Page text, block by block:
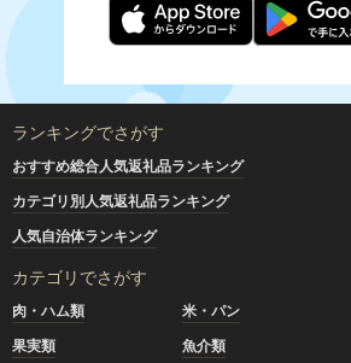
ランキングでさがす
おすすめ総合人気返礼品ランキング
カテゴリ別人気返礼品ランキング
人気自治体ランキング
カテゴリでさがす
肉・ハム類 米・パン
果実類
魚介類